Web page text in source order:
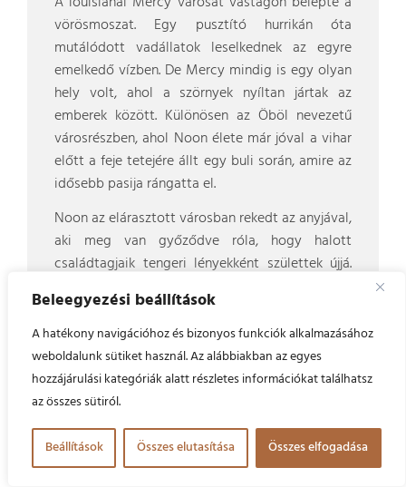
Beleegyezési beállítások
A hatékony navigációhoz és bizonyos funkciók alkalmazásához
weboldalunk sütiket használ. Az alábbiakban az egyes
hozzájárulási kategóriák alatt részletes információkat találhatsz
az összes sütiról.
Beállítások Összes elutasítása Összes elfogadása
vörösmoszat. Egy pusztító hurrikán óta
mutálódott vadállatok leselkednek az egyre
emelkedő vízben. De Mercy mindig is egy olyan
hely volt, ahol a szörnyek nyíltan jártak az
emberek között. Különösen az Öböl nevezetű
városrészben, ahol Noon élete már jóval a vihar
előtt a feje tetejére állt egy buli során, amire az
idősebb pasija rángatta el.
Noon az elárasztott városban rekedt az anyjával,
aki meg van győződve róla, hogy halott
családtagjaik tengeri lényekként születtek újjá.
éjszakán átélt, Noon magába temeti az
igazságot: nem illik a világba.
Amikor Mercy kegyetlen vezetője arra
kényszeríti Noont és az anyját, hogy fogják el a
lényt, amely vízbe fojtja a lakosokat, Noon
vonakodva szövetséget köt a férfi vadász
lányával, valamint régi és új barátaival. Ahogy